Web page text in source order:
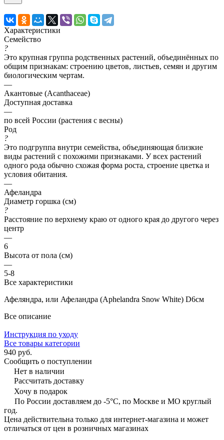
Характеристики
Семейство
?
Это крупная группа родственных растений, объединённых по
общим признакам: строению цветов, листьев, семян и другим
биологическим чертам.
—
Акантовые (Acanthaceae)
Доступная доставка
—
по всей России (растения с весны)
Род
?
Это подгруппа внутри семейства, объединяющая близкие
виды растений с похожими признаками. У всех растений
одного рода обычно схожая форма роста, строение цветка и
условия обитания.
—
Афеландра
Диаметр горшка (см)
?
Расстояние по верхнему краю от одного края до другого через
центр
—
6
Высота от пола (см)
—
5-8
Все характеристики
Афеляндра, или Афеландра (Aphelandra Snow White) D6см
Все описание
Инструкция по уходу
Все товары категории
940 руб.
Сообщить о поступлении
Нет в наличии
Рассчитать доставку
Хочу в подарок
По России доставляем до -5°C, по Москве и МО круглый
год.
Цена действительна только для интернет-магазина и может
отличаться от цен в розничных магазинах